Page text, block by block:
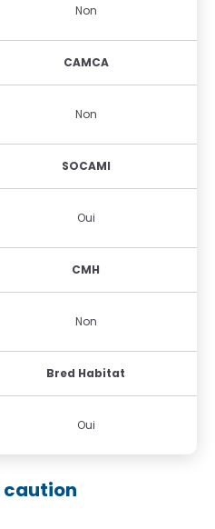
Non
CAMCA
Non
SOCAMI
Oui
CMH
Non
Bred Habitat
Oui
caution